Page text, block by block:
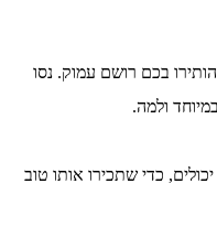
בכם רושם עמוק. נסו
במיוחד ולמה.
כדי שתכירו אותו טוב